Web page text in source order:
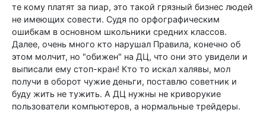
те кому платят за пиар, это такой грязный бизнес людей
не имеющих совести. Судя по орфографическим
ошибкам в основном школьники средних классов.
Далее, очень много кто нарушал Правила, конечно об
этом молчит, но "обижен" на ДЦ, что они это увидели и
выписали ему стоп-кран! Кто то искал халявы, мол
получи в оборот чужие деньги, поставлю советник и
буду жить не тужить. А ДЦ нужны не криворукие
пользователи компьютеров, а нормальные трейдеры.